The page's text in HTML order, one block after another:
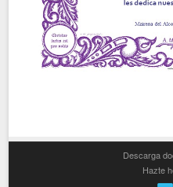
Descarga
Hazte